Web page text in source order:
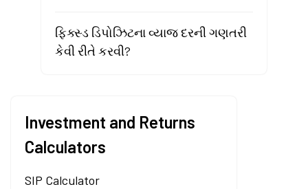
ફિક્સ્ડ ડિપોઝિટના વ્યાજ દરની ગણતરી
કેવી રીતે કરવી?
Investment and Returns
Calculators
SIP Calculator